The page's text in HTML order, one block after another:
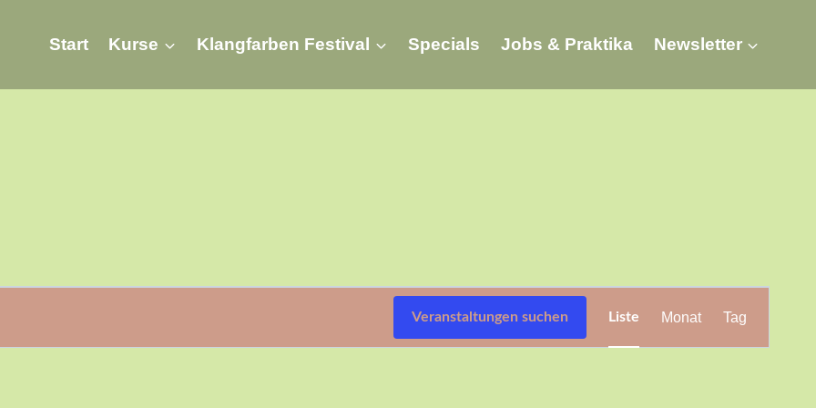
Start Kurse Klangfarben Festival Specials Jobs & Praktika Newsletter
Veranstaltungen suchen Liste Monat Tag